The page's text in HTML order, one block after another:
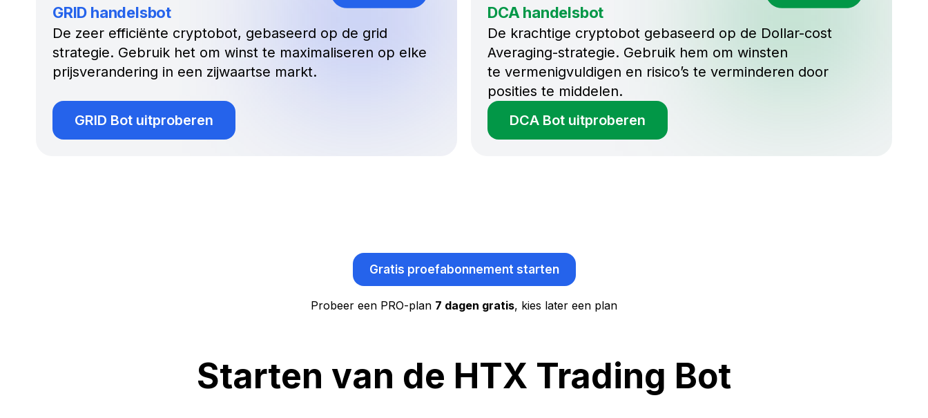
GRID handelsbot
De zeer efficiënte cryptobot, gebaseerd op de grid
strategie. Gebruik het om winst te maximaliseren op elke
prijsverandering in een zijwaartse markt.
GRID Bot uitproberen
DCA handelsbot
De krachtige cryptobot gebaseerd op de Dollar-cost
Averaging-strategie. Gebruik hem om winsten
te vermenigvuldigen en risico’s te verminderen door
posities te middelen.
DCA Bot uitproberen
Gratis proefabonnement starten
Probeer een PRO-plan 7 dagen gratis, kies later een plan
Starten van de HTX Trading Bot